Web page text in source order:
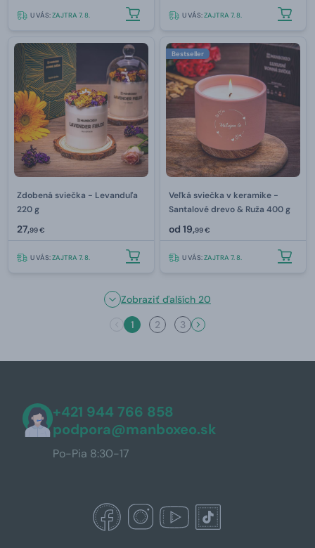
U VÁS:ZAJTRA 7. 8. U VÁS:ZAJTRA 7. 8.
Zdobená sviečka - Levanduľa
220 g
27,99 €
U VÁS:ZAJTRA 7. 8.
Bestseller
Veľká sviečka v keramike -
Santalové drevo & Ruža 400 g
od 19,99 €
U VÁS:ZAJTRA 7. 8.
Zobraziť ďalších 20
1
2 3
+421 944 766 858
podpora@manboxeo.sk
Po-Pia 8:30-17